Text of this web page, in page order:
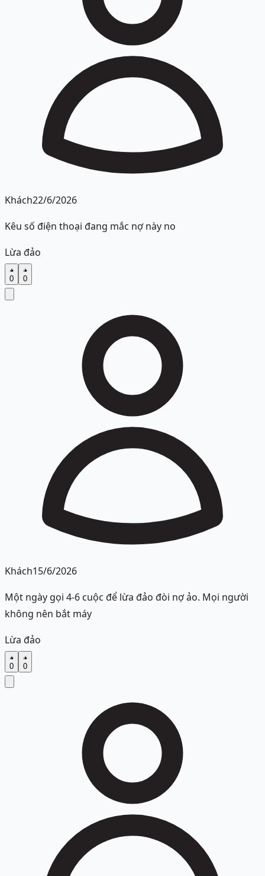
Khách22/6/2026
Kêu số điện thoại đang mắc nợ này no
Lừa đảo
0 0
Khách15/6/2026
Một ngày gọi 4-6 cuộc để lừa đảo đòi nợ ảo. Mọi người
không nên bắt máy
Lừa đảo
0 0